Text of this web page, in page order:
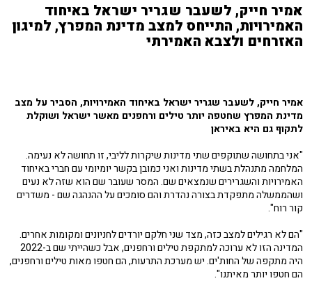
אמיר חייק, לשעבר שגריר ישראל באיחוד
האמירויות, התייחס למצב מדינת המפרץ, למיגון
האזרחים ולצבא האמירתי
אמיר חייק, לשעבר שגריר ישראל באיחוד האמירויות, הסביר על מצב
מדינת המפרץ שחטפה יותר טילים ורחפנים מאשר ישראל ושוקלת
לתקוף גם היא באיראן
"אני בתחושה שתוקפים שתי מדינות שיקרות לליבי, זו תחושה לא נעימה.
המלחמה מתנהלת בשתי מדינות ואני כמובן בקשר יומיומי עם חברי באיחוד
האמירויות והשגרירים שנמצאים שם. המסר שעובר שם הוא שזה לא נעים
ושהממשלה מתפקדת בצורה נהדרת והם סומכים על ההנהגה שם - משדרים
קור רוח".
"הם לא רגילים למצב כזה, מצד שני חלקם יורדים לחניונים ומקומות אחרים.
המדינה הזו לא ערוכה למתקפת טילים ורחפנים, אבל כשהייתי שם ב-2022
היה מתקפה של החות'ים. יש מערכת התרעות, הם חטפו מאות טילים ורחפנים,
הם חטפו יותר מאיתנו".